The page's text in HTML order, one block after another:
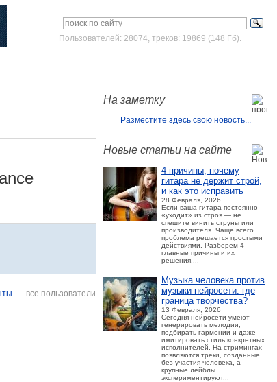
Пользователей: 28074, треков: 19869 (148 Гб).
На заметку
Разместите здесь свою новость...
Новые статьи на сайте
4 причины, почему
гитара не держит строй,
и как это исправить
28 Февраля, 2026
Если ваша гитара постоянно
«уходит» из строя — не
спешите винить струны или
производителя. Чаще всего
проблема решается простыми
действиями. Разберём 4
главные причины и их
решения....
Музыка человека против
музыки нейросети: где
граница творчества?
13 Февраля, 2026
Сегодня нейросети умеют
генерировать мелодии,
подбирать гармонии и даже
имитировать стиль конкретных
исполнителей. На стримингах
появляются треки, созданные
без участия человека, а
крупные лейблы
экспериментируют...
все пользователи